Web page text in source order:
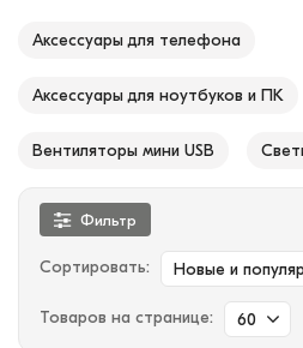
Аксессуары для телефона
Аксессуары для ноутбуков и ПК
Вентиляторы мини USB
Фильтр
Сортировать: Новые и
Товаров на странице: 60